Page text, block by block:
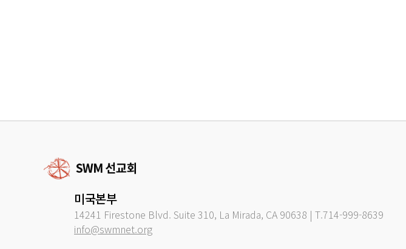
미국본부
14241 Firestone Blvd. Suite 310, La Mirada, CA 90638 | T.714-999-8639
info@swmnet.org